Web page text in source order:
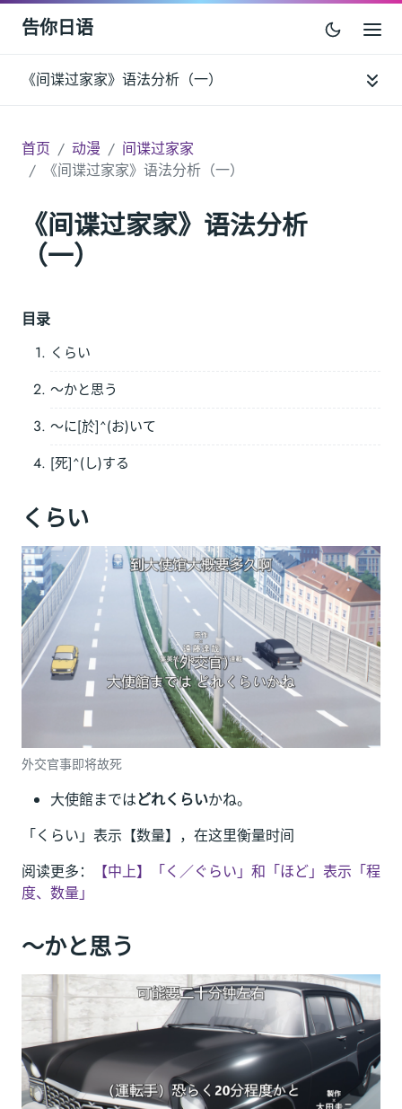
告你日语
《间谍过家家》语法分析（一）
首页 动漫
间谍过家家
《间谍过家家》语法分析（一）
《间谍过家家》语法分析
（一）
目录
くらい
～かと思う
～に[於]^(お)いて
[死]^(し)する
くらい
外交官事即将故死
大使館まではどれくらいかね。
「くらい」表示【数量】，在这里衡量时间
阅读更多：
【中上】「く／ぐらい」和「ほど」表示「程
度、数量」
～かと思う